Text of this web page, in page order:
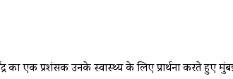
का एक प्रशंसक उनके स्वास्थ्य के लिए प्रार्थना करते हुए